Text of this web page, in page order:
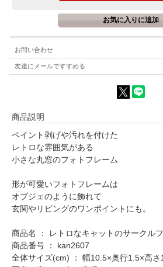
お問い合わせ
友達にメールですすめる
商品説明
ペイント剥げや汚れを付けた
レトロな雰囲気がある
小さな丸窓のフォトフレーム
形が可愛いフォトフレームは
オブジェのように飾れて
玄関やリビングのワンポイントにも。
商品名 ： レトロなキャットのサークル
商品番号 ： kan2607
全体サイズ(cm) ： 幅10.5×奥行1.5×高さ